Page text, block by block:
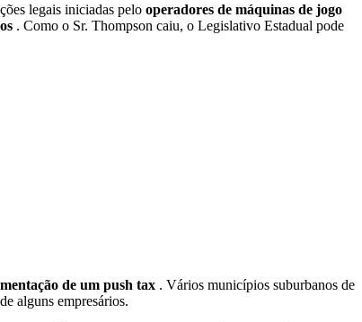
legais iniciadas pelo operadores de máquinas de jogo
. Como o Sr. Thompson caiu, o Legislativo Estadual pode
de um push tax . Vários municípios suburbanos de
alguns empresários.